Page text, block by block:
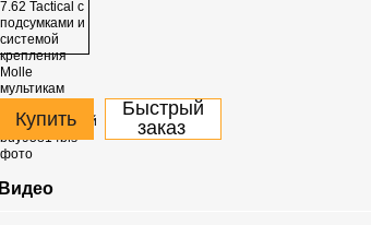
Купить
Быстрый
заказ
Видео